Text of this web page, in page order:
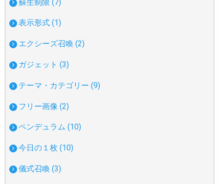
蘇生制限 (7)
表示形式 (1)
エクシーズ召喚 (2)
ガジェット (3)
テーマ・カテゴリー (9)
フリー画像 (2)
ペンデュラム (10)
今日の１枚 (10)
儀式召喚 (3)